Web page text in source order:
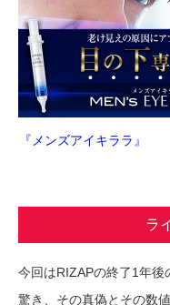
『メンズアイキララ』
ラ
今回はRIZAPの終了1年後
驚き、その真偽とその数